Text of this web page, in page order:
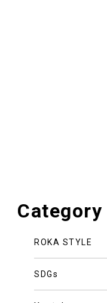
Category
ROKA STYLE
SDGs